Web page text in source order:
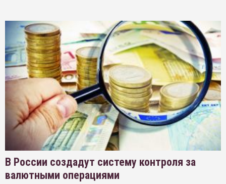
В России создадут систему контроля за
валютными операциями